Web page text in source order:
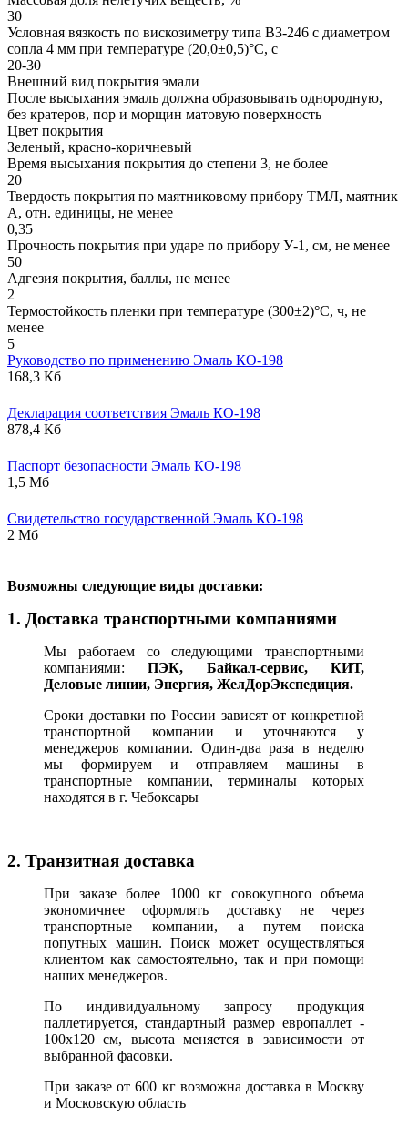
30
Условная вязкость по вискозиметру типа ВЗ-246 с диаметром
сопла 4 мм при температуре (20,0±0,5)°С, с
20-30
Внешний вид покрытия эмали
После высыхания эмаль должна образовывать однородную,
без кратеров, пор и морщин матовую поверхность
Цвет покрытия
Зеленый, красно-коричневый
Время высыхания покрытия до степени 3, не более
20
Твердость покрытия по маятниковому прибору ТМЛ, маятник
А, отн. единицы, не менее
0,35
Прочность покрытия при ударе по прибору У-1, см, не менее
50
Адгезия покрытия, баллы, не менее
2
Термостойкость пленки при температуре (300±2)°С, ч, не
менее
5
Руководство по применению Эмаль КО-198
168,3 Кб
Декларация соответствия Эмаль КО-198
878,4 Кб
Паспорт безопасности Эмаль КО-198
1,5 Мб
Свидетельство государственной Эмаль КО-198
2 Мб
Возможны следующие виды доставки:
1. Доставка транспортными компаниями
Мы работаем со следующими транспортными
компаниями:ПЭК, Байкал-сервис, КИТ,
Деловые линии, Энергия, ЖелДорЭкспедиция.
Сроки доставки по России зависят от конкретной
транспортной компании и уточняются у
менеджеров компании. Один-два раза в неделю
мы формируем и отправляем машины в
транспортные компании, терминалы которых
находятся в г. Чебоксары
2. Транзитная доставка
При заказе более 1000 кг совокупного объема
экономичнее оформлять доставку не через
транспортные компании, а путем поиска
попутных машин. Поиск может осуществляться
клиентом как самостоятельно, так и при помощи
наших менеджеров.
По индивидуальному запросу продукция
паллетируется, стандартный размер европаллет -
100х120 см, высота меняется в зависимости от
выбранной фасовки.
При заказе от 600 кг возможна доставка в Москву
и Московскую область